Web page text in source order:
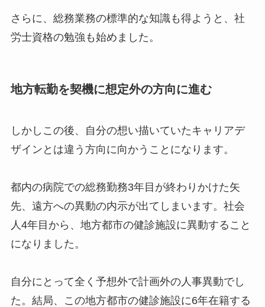
さらに、総務業務の標準的な知識も得ようと、社
労士資格の勉強も始めました。
地方転勤を契機に想定外の方向に進む
しかしこの後、自分の想い描いていたキャリアデ
ザインとは違う方向に向かうことになります。
都内の病院での総務勤務3年目が終わりかけた矢
先、遠方への異動の内示が出てしまいます。社会
人4年目から、地方都市の健診施設に異動すること
になりました。
自分にとって全く予想外で計画外の人事異動でし
た。結局、この地方都市の健診施設に6年在籍する